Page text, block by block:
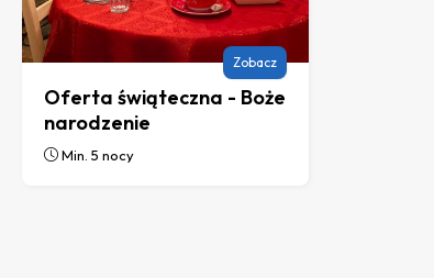
Oferta świąteczna - Boże
narodzenie
Min. 5 nocy
Zobacz